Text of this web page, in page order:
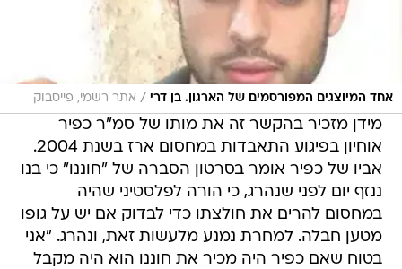
אחד המיוצגים המפורסמים של הארגון. בן דרי / אתר רשמי, פייסבוק
מידן מזכיר בהקשר זה את מותו של סמ"ר כפיר
אוחיון בפיגוע התאבדות במחסום ארז בשנת 2004.
אביו של כפיר אומר בסרטון הסברה של "חוננו" כי בנו
ננזף יום לפני שנהרג, כי הורה לפלסטיני שהיה
במחסום להרים את חולצתו כדי לבדוק אם יש על גופו
מטען חבלה. למחרת נמנע מלעשות זאת, ונהרג. "אני
בטוח שאם כפיר היה מכיר את חוננו הוא היה מקבל